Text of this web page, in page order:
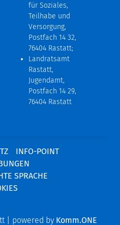
für Soziales,
Teilhabe und
Versorgung,
Postfach 14 32,
76404 Rastatt;
Landratsamt
Rastatt,
Jugendamt,
Postfach 14 29,
76404 Rastatt
INFO-POINT
SPRACHE
| powered by Komm.ONE